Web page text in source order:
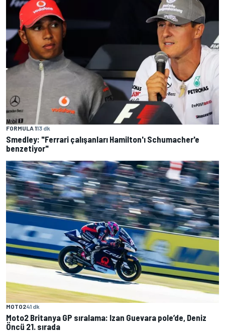
FORMULA 113 dk
Smedley: "Ferrari çalışanları Hamilton'ı Schumacher'e
benzetiyor"
MOTO241 dk
Moto2 Britanya GP sıralama: Izan Guevara pole’de, Deniz
Öncü 21. sırada